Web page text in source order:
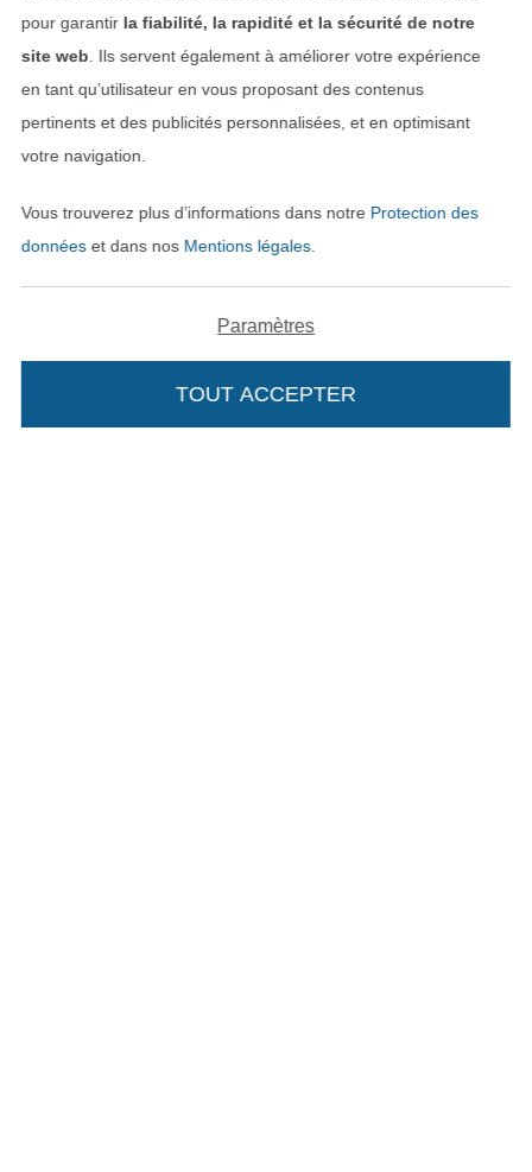
Payer avec
pour garantir la fiabilité, la rapidité et la sécurité de notre
site web . Ils servent également à améliorer votre expérience
en tant qu’utilisateur en vous proposant des contenus
pertinents et des publicités personnalisées, et en optimisant
votre navigation.
Vous trouverez plus d’informations dans notre Protection des
donnéeset dans nos Mentions légales.
Paramètres
TOUT ACCEPTER